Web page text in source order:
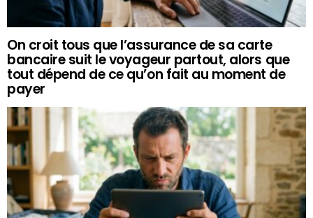
On croit tous que l’assurance de sa carte
bancaire suit le voyageur partout, alors que
tout dépend de ce qu’on fait au moment de
payer